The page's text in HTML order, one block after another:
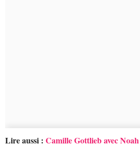
Lire aussi : Camille Gottlieb avec